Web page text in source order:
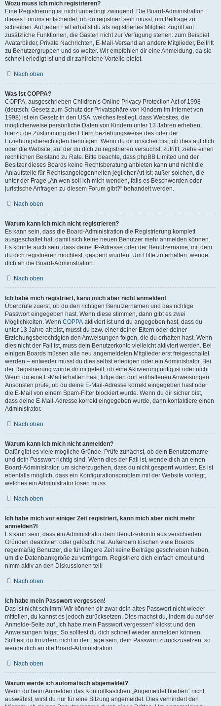
Wozu muss ich mich registrieren?
Eine Registrierung ist nicht unbedingt zwingend. Die Board-Administration
dieses Forums entscheidet, ob du registriert sein musst, um Beiträge zu
schreiben. Auf jeden Fall erhältst du als registriertes Mitglied Zugriff auf
zusätzliche Funktionen, die Gästen nicht zur Verfügung stehen: zum Beispiel
Avatarbilder, Private Nachrichten, E-Mail-Versand an andere Mitglieder, Beitritt
zu Benutzergruppen und so weiter. Wir empfehlen dir eine Anmeldung, da sie
schnell erledigt ist und dir zahlreiche Vorteile bietet.
Nach oben
Was ist COPPA?
COPPA, ausgeschrieben Children’s Online Privacy Protection Act of 1998
(deutsch: Gesetz zum Schutz der Privatsphäre von Kindern im Internet von
1998) ist ein Gesetz in den USA, welches festlegt, dass Websites, die
möglicherweise persönliche Daten von Kindern unter 13 Jahren erheben,
hierzu die Zustimmung der Eltern beziehungsweise des oder der
Erziehungsberechtigten benötigen. Wenn du dir unsicher bist, ob dies auf dich
oder die Website, auf der du dich zu registrieren versuchst, zutrifft, ziehe einen
rechtlichen Beistand zu Rate. Bitte beachte, dass phpBB Limited und der
Besitzer dieses Boards keine Rechtsberatung anbieten kann und nicht die
Anlaufstelle für Rechtsangelegenheiten jeglicher Art ist; außer solchen, die
unter der Frage „An wen soll ich mich wenden, falls es Beschwerden oder
juristische Anfragen zu diesem Forum gibt?“ behandelt werden.
Nach oben
Warum kann ich mich nicht registrieren?
Es kann sein, dass die Board-Administration die Registrierung komplett
ausgeschaltet hat, damit sich keine neuen Benutzer mehr anmelden können.
Es könnte auch sein, dass deine IP-Adresse oder der Benutzername, mit dem
du dich registrieren möchtest, gesperrt wurden. Um Hilfe zu erhalten, wende
dich an die Board-Administration.
Nach oben
Ich habe mich registriert, kann mich aber nicht anmelden!
Überprüfe zuerst, ob du den richtigen Benutzernamen und das richtige
Passwort eingegeben hast. Wenn diese stimmen, dann gibt es zwei
Möglichkeiten. Wenn COPPA aktiviert ist und du angegeben hast, dass du
unter 13 Jahre alt bist, musst du bzw. einer deiner Eltern oder deiner
Erziehungsberechtigten den Anweisungen folgen, die du erhalten hast. Wenn
dies nicht der Fall ist, muss dein Benutzerkonto vielleicht aktiviert werden. Bei
einigen Boards müssen alle neu angemeldeten Mitglieder erst freigeschaltet
werden – entweder musst du dies selbst erledigen oder ein Administrator. Bei
der Registrierung wurde dir mitgeteilt, ob eine Aktivierung nötig ist oder nicht.
Wenn du eine E-Mail erhalten hast, folge den dort enthaltenen Anweisungen.
Ansonsten prüfe, ob du deine E-Mail-Adresse korrekt eingegeben hast oder
die E-Mail von einem Spam-Filter blockiert wurde. Wenn du dir sicher bist,
dass deine E-Mail-Adresse korrekt eingegeben wurde, dann kontaktiere einen
Administrator.
Nach oben
Warum kann ich mich nicht anmelden?
Dafür gibt es viele mögliche Gründe. Prüfe zunächst, ob dein Benutzername
und dein Passwort richtig sind. Wenn dies der Fall ist, wende dich an einen
Board-Administrator, um sicherzugehen, dass du nicht gesperrt wurdest. Es ist
ebenfalls möglich, dass ein Konfigurationsproblem mit der Website vorliegt,
welches ein Administrator lösen muss.
Nach oben
Ich habe mich vor einiger Zeit registriert, kann mich aber nicht mehr
anmelden?!
Es kann sein, dass ein Administrator dein Benutzerkonto aus verschieden
Gründen deaktiviert oder gelöscht hat. Außerdem löschen viele Boards
regelmäßig Benutzer, die für längere Zeit keine Beiträge geschrieben haben,
um die Datenbankgröße zu verringern. Registriere dich einfach erneut und
nimm aktiv an den Diskussionen teil!
Nach oben
Ich habe mein Passwort vergessen!
Das ist nicht schlimm! Wir können dir zwar dein altes Passwort nicht wieder
mitteilen, du kannst es jedoch zurücksetzen. Dies machst du, indem du auf der
Anmelde-Seite auf „Ich habe mein Passwort vergessen“ klickst und den
Anweisungen folgst. So solltest du dich schnell wieder anmelden können.
Solltest du trotzdem nicht in der Lage sein, dein Passwort zurückzusetzen, so
wende dich an die Board-Administration.
Nach oben
Warum werde ich automatisch abgemeldet?
Wenn du beim Anmelden das Kontrollkästchen „Angemeldet bleiben“ nicht
auswählst, wirst du nur für eine Sitzung angemeldet. Dies verhindert den